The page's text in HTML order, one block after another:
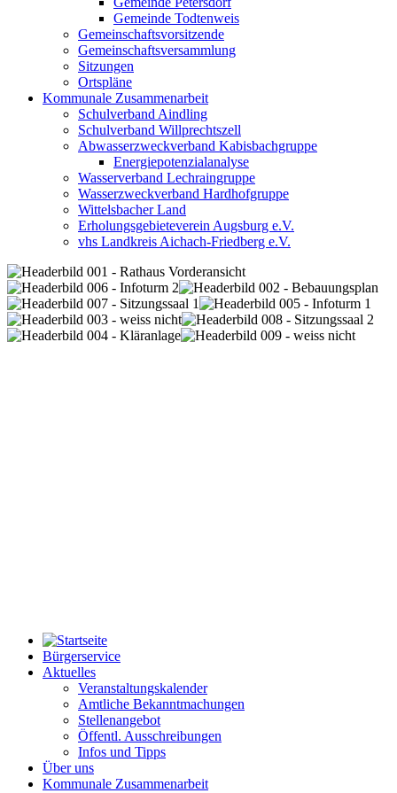
Gemeinde Todtenweis
Gemeinschaftsvorsitzende
Gemeinschaftsversammlung
Sitzungen
Ortspläne
Kommunale Zusammenarbeit
Schulverband Aindling
Schulverband Willprechtszell
Abwasserzweckverband Kabisbachgruppe
Energiepotenzialanalyse
Wasserverband Lechraingruppe
Wasserzweckverband Hardhofgruppe
Wittelsbacher Land
Erholungsgebieteverein Augsburg e.V.
vhs Landkreis Aichach-Friedberg e.V.
Bürgerservice
Aktuelles
Veranstaltungskalender
Amtliche Bekanntmachungen
Stellenangebot
Öffentl. Ausschreibungen
Infos und Tipps
Über uns
Kommunale Zusammenarbeit